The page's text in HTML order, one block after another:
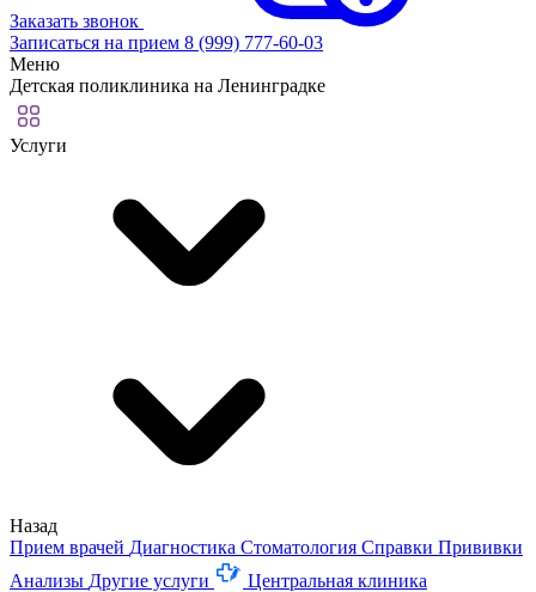
Заказать звонок
Записаться на прием 8 (999) 777-60-03
Меню
Детская поликлиника на Ленинградке
Услуги
Назад
Прием врачей Диагностика Стоматология Справки Прививки
Анализы Другие услуги Центральная клиника